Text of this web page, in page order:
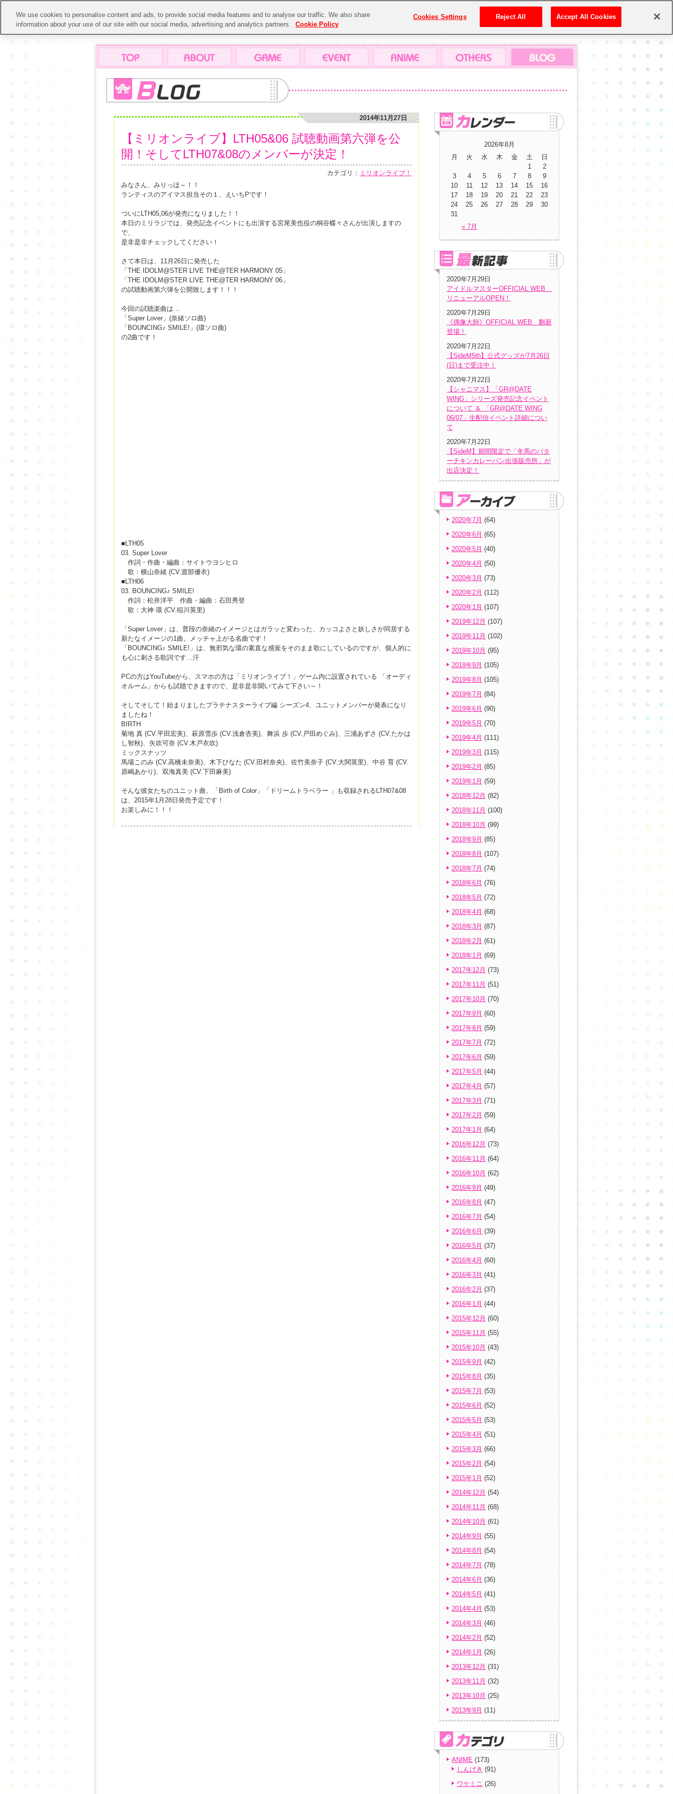
2014年11月27日
【ミリオンライブ】LTH05&06 試聴動画第六弾を公
開！そしてLTH07&08のメンバーが決定！
カテゴリ： ミリオンライブ！
みなさん、みりっほ～！！
ランティスのアイマス担当その１、えいちPです！
ついにLTH05,06が発売になりました！！
本日のミリラジでは、発売記念イベントにも出演する宮尾美也役の桐谷蝶々さんが出演しますの
で、
是非是非チェックしてください！
さて本日は、11月26日に発売した
「THE IDOLM@STER LIVE THE@TER HARMONY 05」
「THE IDOLM@STER LIVE THE@TER HARMONY 06」
の試聴動画第六弾を公開致します！！！
今回の試聴楽曲は…
「Super Lover」(奈緒ソロ曲)
「BOUNCING♪ SMILE!」(環ソロ曲)
の2曲です！
■LTH05
03. Super Lover
作詞・作曲・編曲：サイトウヨシヒロ
歌：横山奈緒 (CV.渡部優衣)
■LTH06
03. BOUNCING♪ SMILE!
作詞：松井洋平 作曲・編曲：石田秀登
歌：大神 環 (CV.稲川英里)
「Super Lover」は、普段の奈緒のイメージとはガラッと変わった、カッコよさと妖しさが同居する
新たなイメージの1曲。メッチャ上がる名曲です！
「BOUNCING♪ SMILE!」は、無邪気な環の素直な感覚をそのまま歌にしているのですが、個人的に
も心に刺さる歌詞です…汗
PCの方はYouTubeから、スマホの方は「ミリオンライブ！」ゲーム内に設置されている 「オーディ
オルーム」からも試聴できますので、是非是非聞いてみて下さい～！
そしてそして！始まりましたプラチナスターライブ編 シーズン4、ユニットメンバーが発表になり
ましたね！
BIRTH
菊地 真 (CV.平田宏美)、萩原雪歩 (CV.浅倉杏美)、舞浜 歩 (CV.戸田めぐみ)、三浦あずさ (CV.たかは
し智秋)、矢吹可奈 (CV.木戸衣吹)
ミックスナッツ
馬場このみ (CV.高橋未奈美)、木下ひなた (CV.田村奈央)、佐竹美奈子 (CV.大関英里)、中谷 育 (CV.
原嶋あかり)、双海真美 (CV.下田麻美)
そんな彼女たちのユニット曲、「Birth of Color」「ドリームトラベラー 」も収録されるLTH07&08
は、2015年1月28日発売予定です！
お楽しみに！！！
2026年8月
月
火 水 木 金 土 日
« 7月
1
2
3
4 5 6 7 8
9
10
11 12 13 14 15
16
17
18 19 20 21 22
23
24
25 26 27 28 29
30
31
2020年7月29日
アイドルマスターOFFICIAL WEB
リニューアルOPEN！
2020年7月29日
《偶像大師》OFFICIAL WEB 翻新
登場！
2020年7月22日
【SideM5th】公式グッズが7月26日
(日)まで受注中！
2020年7月22日
【シャニマス】「GR@DATE
WING」シリーズ発売記念イベント
について ＆ 「GR@DATE WING
06/07」生配信イベント詳細につい
て
2020年7月22日
【SideM】期間限定で「冬馬のバタ
ーチキンカレーパン出張販売所」が
出店決定！
2020年7月 (64)
2020年6月 (65)
2020年5月 (40)
2020年4月 (50)
2020年3月 (73)
2020年2月 (112)
2020年1月 (107)
2019年12月 (107)
2019年11月 (102)
2019年10月 (95)
2019年9月 (105)
2019年8月 (105)
2019年7月 (84)
2019年6月 (90)
2019年5月 (70)
2019年4月 (111)
2019年3月 (115)
2019年2月 (85)
2019年1月 (59)
2018年12月 (82)
2018年11月 (100)
2018年10月 (99)
2018年9月 (85)
2018年8月 (107)
2018年7月 (74)
2018年6月 (76)
2018年5月 (72)
2018年4月 (68)
2018年3月 (87)
2018年2月 (61)
2018年1月 (69)
2017年12月 (73)
2017年11月 (51)
2017年10月 (70)
2017年9月 (60)
2017年8月 (59)
2017年7月 (72)
2017年6月 (59)
2017年5月 (44)
2017年4月 (57)
2017年3月 (71)
2017年2月 (59)
2017年1月 (64)
2016年12月 (73)
2016年11月 (64)
2016年10月 (62)
2016年9月 (49)
2016年8月 (47)
2016年7月 (54)
2016年6月 (39)
2016年5月 (37)
2016年4月 (60)
2016年3月 (41)
2016年2月 (37)
2016年1月 (44)
2015年12月 (60)
2015年11月 (55)
2015年10月 (43)
2015年9月 (42)
2015年8月 (35)
2015年7月 (53)
2015年6月 (52)
2015年5月 (53)
2015年4月 (51)
2015年3月 (66)
2015年2月 (54)
2015年1月 (52)
2014年12月 (54)
2014年11月 (68)
2014年10月 (61)
2014年9月 (55)
2014年8月 (54)
2014年7月 (78)
2014年6月 (36)
2014年5月 (41)
2014年4月 (53)
2014年3月 (46)
2014年2月 (52)
2014年1月 (26)
2013年12月 (31)
2013年11月 (32)
2013年10月 (25)
2013年9月 (11)
ANIME (173)
しんげき (91)
ワケミニ (26)
We use cookies to personalise content and ads, to provide social media features and to analyse our traffic. We also share
information about your use of our site with our social media, advertising and analytics partners.
Cookie Policy
Cookies Settings Reject All Accept All Cookies